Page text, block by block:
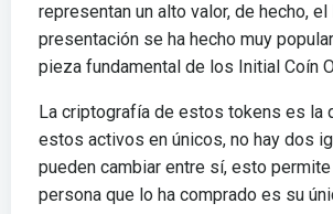
representan un alto valor, de hecho,
presentación se ha hecho muy
pieza fundamental de los Initial Coín
La criptografía de estos tokens es la
estos activos en únicos, no hay dos
pueden cambiar entre sí, esto
persona que lo ha comprado es su